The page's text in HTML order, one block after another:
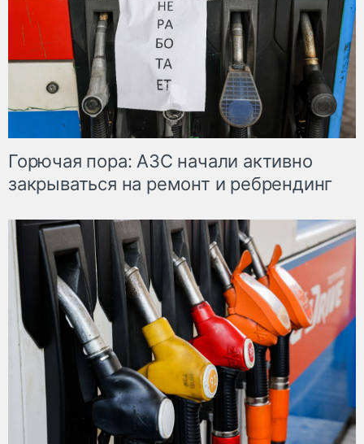
Горючая пора: АЗС начали активно
закрываться на ремонт и ребрендинг